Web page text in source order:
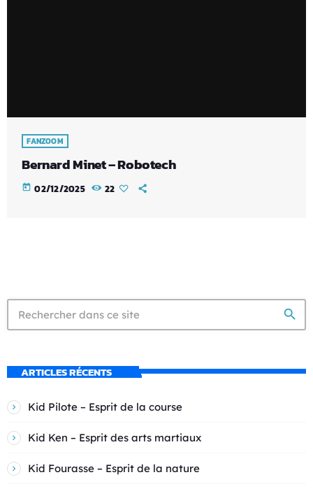
FANZOOM
Bernard Minet – Robotech
today 02/12/2025 22
search
ARTICLES RÉCENTS
Kid Pilote – Esprit de la course
Kid Ken – Esprit des arts martiaux
Kid Fourasse – Esprit de la nature